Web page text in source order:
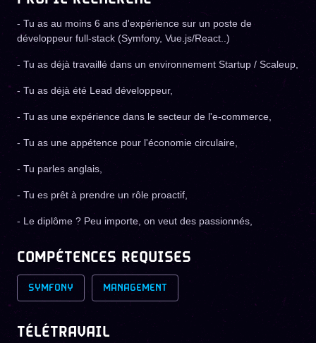
- Tu as au moins 6 ans d'expérience sur un poste de
développeur full-stack (Symfony, Vue.js/React..)
- Tu as déjà travaillé dans un environnement Startup / Scaleup,
- Tu as déjà été Lead développeur,
- Tu as une expérience dans le secteur de l'e-commerce,
- Tu as une appétence pour l'économie circulaire,
- Tu parles anglais,
- Tu es prêt à prendre un rôle proactif,
- Le diplôme ? Peu importe, on veut des passionnés,
COMPÉTENCES REQUISES
SYMFONY MANAGEMENT
TÉLÉTRAVAIL